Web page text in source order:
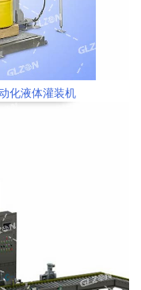
化液体灌装机